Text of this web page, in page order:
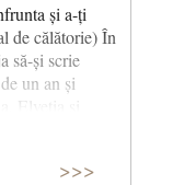
și a-ți
de călătorie) În
să-și scrie
un an și
Elveția și
textul de mai
>>>